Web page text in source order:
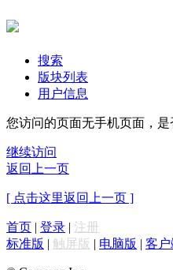
搜索
版块列表
用户信息
您访问的页面无手机页面，
继续访问
返回上一页
[ 点击这里返回上一页 ]
首页 | 登录 | 注册
标准版 | 触屏版 | 电脑版 | 客户